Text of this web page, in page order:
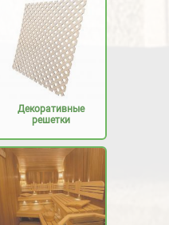
Декоративные
решетки